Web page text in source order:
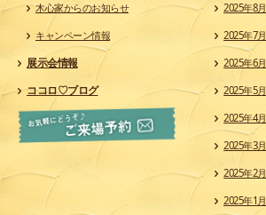
木心家からのお知らせ
キャンペーン情報
展示会情報
ココロ♡ブログ
2025年8月
2025年7月
2025年6月
2025年5月
2025年4月
2025年3月
2025年2月
2025年1月